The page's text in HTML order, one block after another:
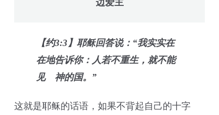
边爱主
【约3:3】耶稣回答说：“我实实在
在地告诉你：人若不重生，就不能
见 神的国。”
这就是耶稣的话语，如果不背起自己的十字